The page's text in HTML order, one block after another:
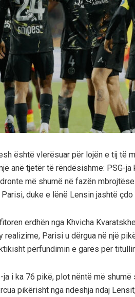
është vlerësuar për lojën e tij të
anë tjetër të rëndësishme: PSG-
më shumë në fazën
duke e lënë Lensin jashtë
erdhën nga Khvicha
Parisi u dërgua në një
përfundimin e garës për
ja i ka 76 pikë, plot nëntë më
pikërisht nga ndeshja ndaj